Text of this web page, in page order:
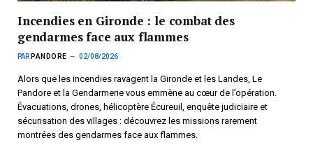
Incendies en Gironde : le combat des
gendarmes face aux flammes
PAR PANDORE 02/08/2026
Alors que les incendies ravagent la Gironde et les Landes, Le
Pandore et la Gendarmerie vous emmène au cœur de l’opération.
Évacuations, drones, hélicoptère Écureuil, enquête judiciaire et
sécurisation des villages : découvrez les missions rarement
montrées des gendarmes face aux flammes.